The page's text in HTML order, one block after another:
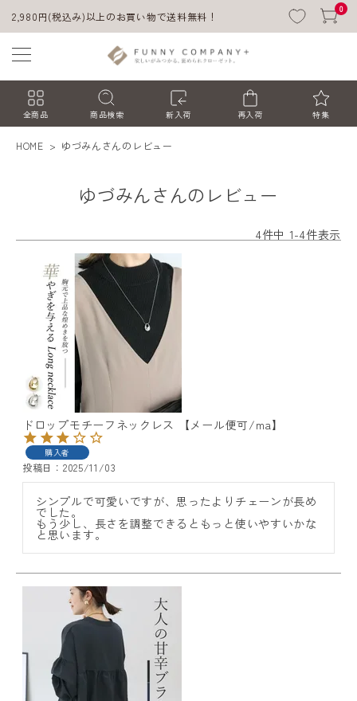
2,980円(税込み)以上のお買い物で送料無料！
0
全商品 商品検索 新入荷 再入荷 特集
ACCOUNT MENU
ようこそ ゲスト 様
ログイン 会員登録
レディーストップス
レディースボトムス
会員ステージ特典プログラムについて
ご利用ガイド
HOME ゆづみんさんのレビュー
ゆづみんさんのレビュー
4件中 1-4件表示
ドロップモチーフネックレス 【メール便可/ma】
購入者
投稿日 2025/11/03
シンプルで可愛いですが、思ったよりチェーンが長め
でした。
もう少し、長さを調整できるともっと使いやすいかな
と思います。